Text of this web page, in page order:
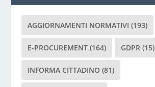
s
i
r
AGGIORNAMENTI NORMATIVI (193)
E-PROCUREMENT (164) GDPR (15)
INFORMA CITTADINO (81)